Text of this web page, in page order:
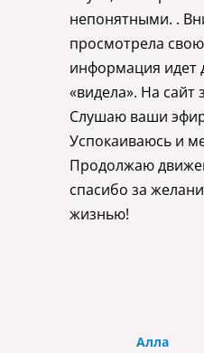
непонятными. .
просмотрела
информация идет
«видела». На сайт
Слушаю ваши
Успокаиваюсь и
Продолжаю
спасибо за
жизнью!
Алла